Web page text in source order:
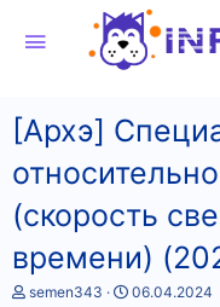
[Архэ]
(скорость
времени)
А
semen343
Д
06.04.2024